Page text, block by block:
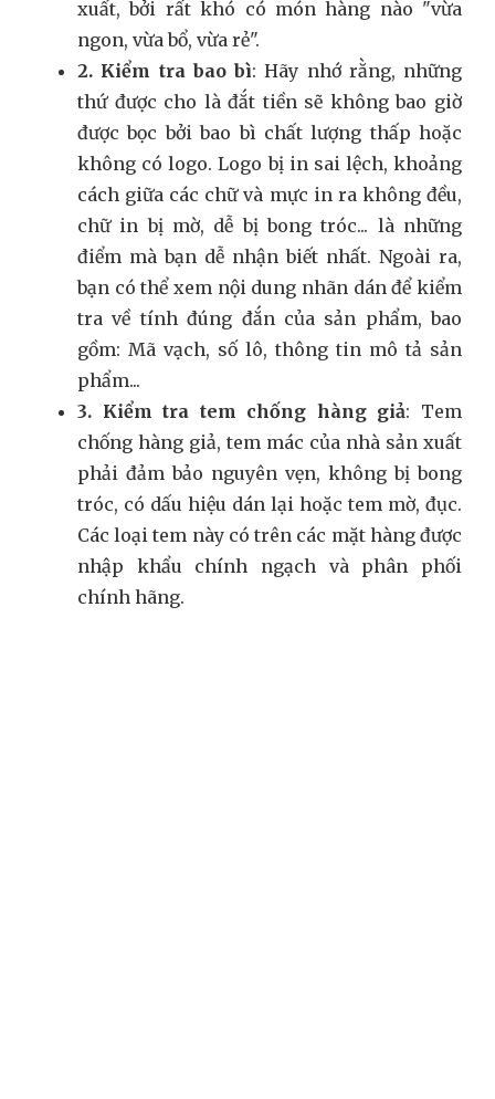
xuất, bởi rất khó có món hàng nào "vừa
ngon, vừa bổ, vừa rẻ".
2. Kiểm tra bao bì: Hãy nhớ rằng, những
thứ được cho là đắt tiền sẽ không bao giờ
được bọc bởi bao bì chất lượng thấp hoặc
không có logo. Logo bị in sai lệch, khoảng
cách giữa các chữ và mực in ra không đều,
chữ in bị mờ, dễ bị bong tróc... là những
điểm mà bạn dễ nhận biết nhất. Ngoài ra,
bạn có thể xem nội dung nhãn dán để kiểm
tra về tính đúng đắn của sản phẩm, bao
gồm: Mã vạch, số lô, thông tin mô tả sản
phẩm...
3. Kiểm tra tem chống hàng giả: Tem
chống hàng giả, tem mác của nhà sản xuất
phải đảm bảo nguyên vẹn, không bị bong
tróc, có dấu hiệu dán lại hoặc tem mờ, đục.
Các loại tem này có trên các mặt hàng được
nhập khẩu chính ngạch và phân phối
chính hãng.